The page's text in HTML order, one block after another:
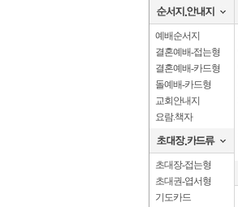
예배순서지
결혼예배-접는형
결혼예배-카드형
돌예배-카드형
교회안내지
요람.책자
초대장-접는형
초대권-엽서형
기도카드